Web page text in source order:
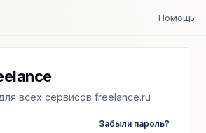
Помощь
всех сервисов freelance.ru
Забыли пароль?